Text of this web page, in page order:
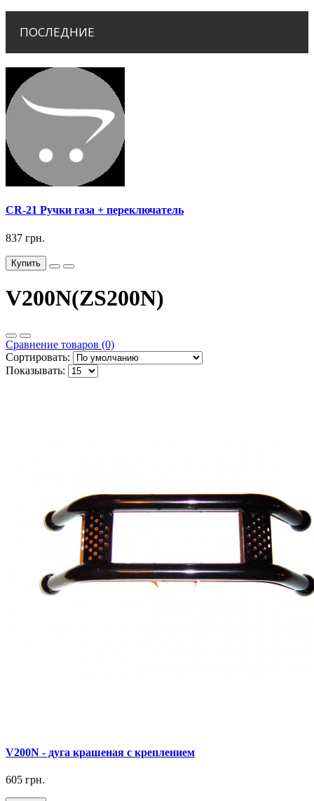
ПОСЛЕДНИЕ
CR-21 Ручки газа + переключатель
837 грн.
Купить
V200N(ZS200N)
Сравнение товаров (0)
Сортировать:
Показывать:
V200N - дуга крашеная с креплением
605 грн.